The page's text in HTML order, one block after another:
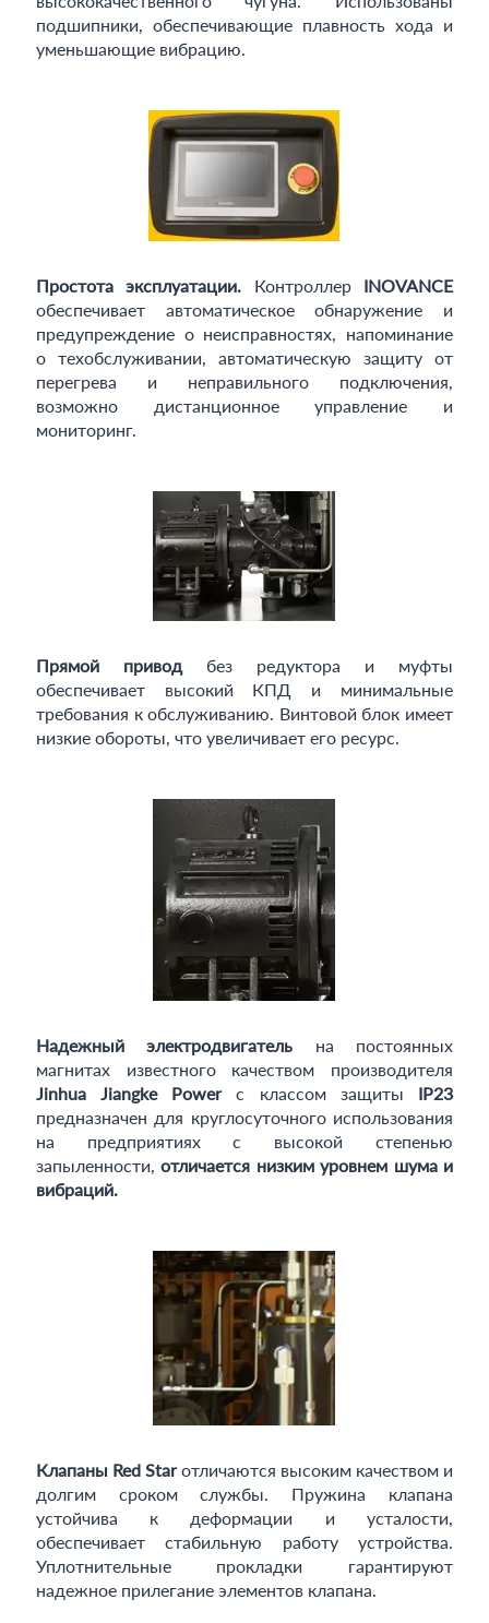
подшипники, обеспечивающие плавность хода и
уменьшающие вибрацию.
Простота эксплуатации. Контроллер INOVANCE
обеспечивает автоматическое обнаружение и
предупреждение о неисправностях, напоминание
о техобслуживании, автоматическую защиту от
перегрева и неправильного подключения,
возможно дистанционное управление и
мониторинг.
Прямой приводбез редуктора и муфты
обеспечивает высокий КПД и минимальные
требования к обслуживанию. Винтовой блок имеет
низкие обороты, что увеличивает его ресурс.
Надежный электродвигатель на постоянных
магнитах известного качеством производителя
Jinhua Jiangke Powerс классом защиты IP23
предназначен для круглосуточного использования
на предприятиях с высокой степенью
запыленности,отличается низким уровнем шума и
вибраций.
Клапаны Red Starотличаются высоким качеством и
долгим сроком службы. Пружина клапана
устойчива к деформации и усталости,
обеспечивает стабильную работу устройства.
Уплотнительные прокладки гарантируют
надежное прилегание элементов клапана.